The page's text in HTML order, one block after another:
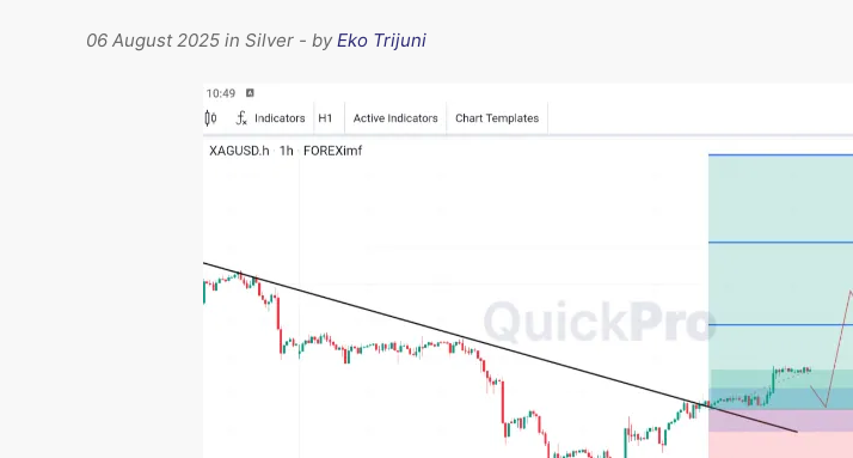
06 August 2025 in Silver - byEko Trijuni